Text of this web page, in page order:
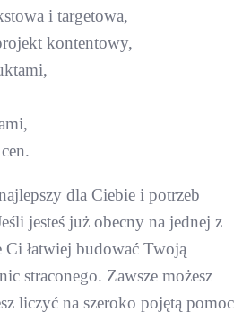
i targetowa,
kontentowy,
dla Ciebie i potrzeb
jesteś już obecny na jednej z
łatwiej budować Twoją
straconego. Zawsze możesz
liczyć na szeroko pojętą pomoc